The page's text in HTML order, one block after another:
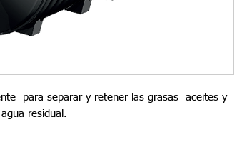
para separar y retener las grasas  aceites y
residual.